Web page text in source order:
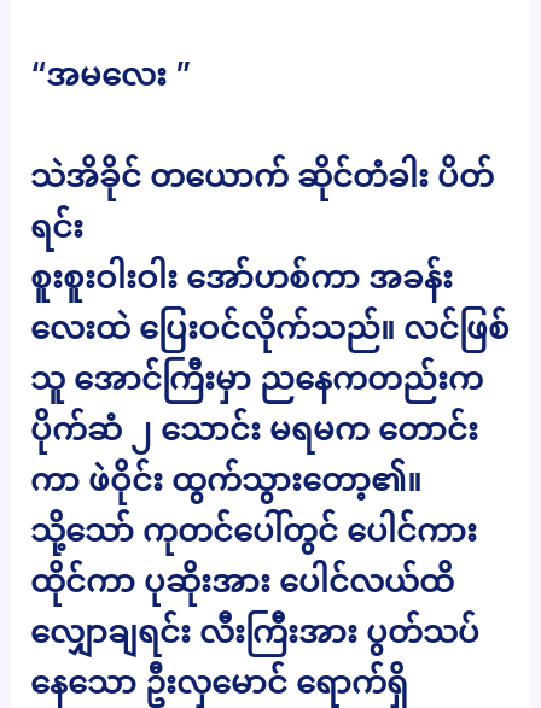
“အမလေး ”
သဲအိခိုင် တယောက် ဆိုင်တံခါး ပိတ်
ရင်း
စူးစူးဝါးဝါး အော်ဟစ်ကာ အခန်း
လေးထဲ ပြေးဝင်လိုက်သည်။ လင်ဖြစ်
သူ အောင်ကြီးမှာ ညနေကတည်းက
ပိုက်ဆံ ၂ သောင်း မရမက တောင်း
ကာ ဖဲဝိုင်း ထွက်သွားတော့၏။
သို့သော် ကုတင်ပေါ်တွင် ပေါင်ကား
ထိုင်ကာ ပုဆိုးအား ပေါင်လယ်ထိ
လျှောချရင်း လီးကြီးအား ပွတ်သပ်
နေသော ဦးလှမောင် ရောက်ရှိ